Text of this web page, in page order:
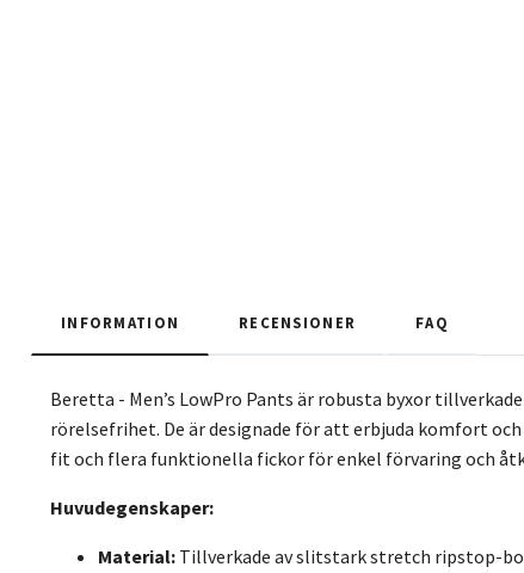
INFORMATION RECENSIONER FAQ
Beretta - Men’s LowPro Pants är robusta byxor
rörelsefrihet. De är designade för att erbjuda komfort
fit och flera funktionella fickor för enkel förvaring och
Huvudegenskaper:
Material: Tillverkade av slitstark stretch ripstop-